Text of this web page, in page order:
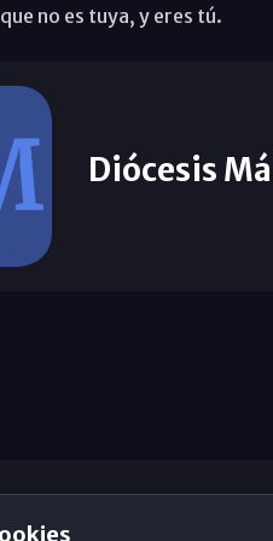
no es tuya, y eres tú.
Diócesis